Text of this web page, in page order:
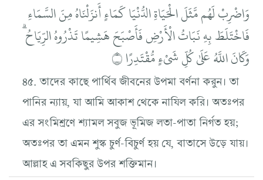
وَاضْرِبْ لَهُم مَّثَلَ الْحَيَاةِ الدُّنْيَا كَمَاءٍ أَنزَلْنَاهُ مِنَ السَّمَاءِ
فَاخْتَلَطَ بِهِ نَبَاتُ الْأَرْضِ فَأَصْبَحَ هَشِيمًا تَذْرُوهُ الرِّيَاحُ ۗ
وَكَانَ اللَّهُ عَلَىٰ كُلِّ شَيْءٍ مُّقْتَدِرًا ۝
৪৫. তাদের কাছে পার্থিব জীবনের উপমা বর্ণনা করুন। তা
পানির ন্যায়, যা আমি আকাশ থেকে নাযিল করি। অতঃপর
এর সংমিশ্রণে শ্যামল সবুজ ভূমিজ লতা-পাতা নির্গত হয়;
অতঃপর তা এমন শুস্ক চুর্ণ-বিচুর্ণ হয় যে, বাতাসে উড়ে যায়।
আল্লাহ এ সবকিছুর উপর শক্তিমান।